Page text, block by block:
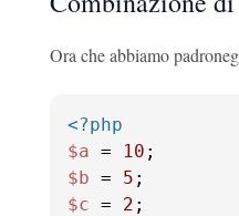
Ora che abbiamo
<?php
$a = 10
$b = 5
$c = 2